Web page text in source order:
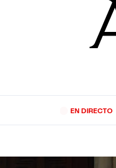
ECONOMÍADEPORTES
EN DIRECTO